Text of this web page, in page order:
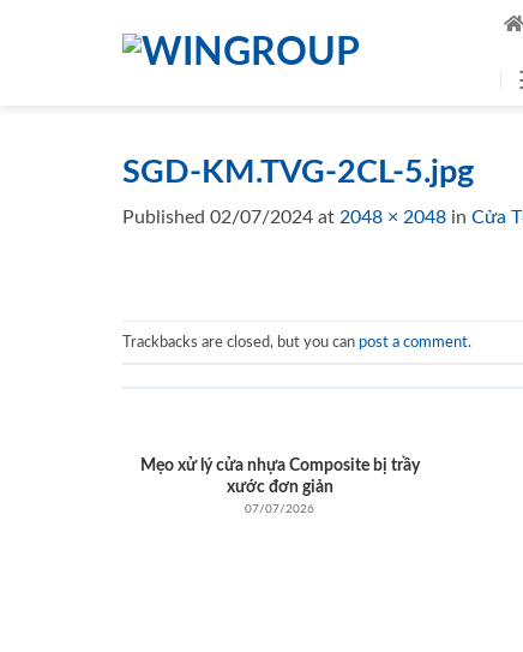
SGD-KM.TVG-2CL-5.jpg
Published 02/07/2024 at 2048 × 2048 in Cửa
Trackbacks are closed, but you can post a comment.
Mẹo xử lý cửa nhựa Composite bị trầy
xước đơn giản
07/07/2026